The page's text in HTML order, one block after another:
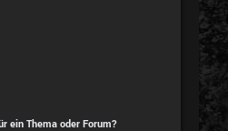
ein Thema oder Forum?